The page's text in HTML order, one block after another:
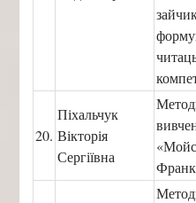
20.
Піхальчук
Вікторія
Сергіївна